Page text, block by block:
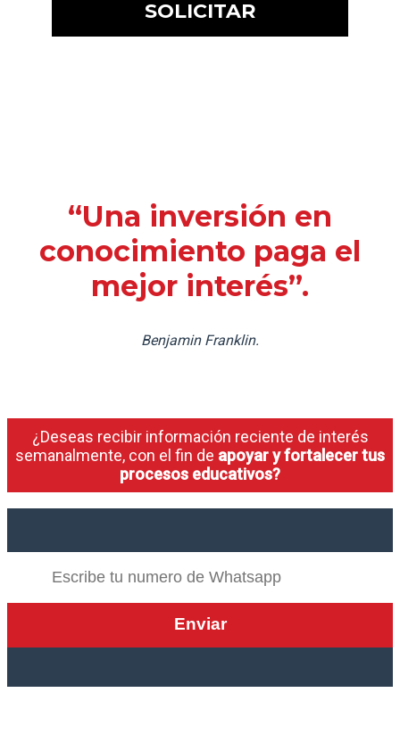
“Una inversión en
conocimiento paga el
mejor interés”.
Benjamin Franklin.
¿Deseas recibir información reciente de interés
semanalmente, con el fin de apoyar y fortalecer tus
procesos educativos?